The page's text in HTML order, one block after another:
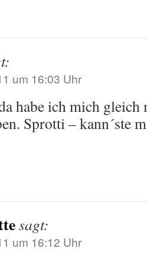
um 16:03 Uhr
habe ich mich gleich
Sprotti – kann´ste
sagt:
um 16:12 Uhr